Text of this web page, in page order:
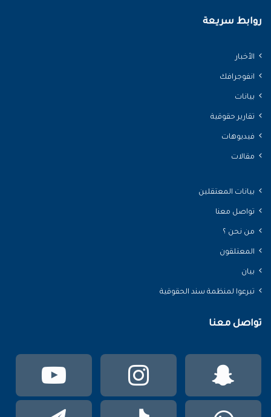
روابط سريعة
الأخبار
انفوجرافك
بيانات
تقارير حقوقية
فيديوهات
مقالات
بيانات المعتقلين
تواصل معنا
من نحن ؟
المعتلقون
بيان
تبرعوا لمنظمة سند الحقوقية
تواصل معنا
انستقرام
سناب